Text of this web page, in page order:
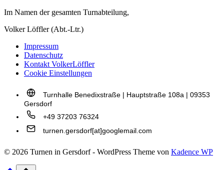
Im Namen der gesamten Turnabteilung,
Volker Löffler (Abt.-Ltr.)
Impressum
Datenschutz
Kontakt VolkerLöffler
Cookie Einstellungen
Turnhalle Benedixstraße | Hauptstraße 108a | 09353
Gersdorf
+49 37203 76324
turnen.gersdorf[at]googlemail.com
© 2026 Turnen in Gersdorf - WordPress Theme von Kadence WP